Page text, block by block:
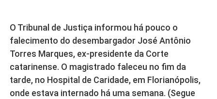
O Tribunal de Justiça informou há pouco o
falecimento do desembargador José Antônio
Torres Marques, ex-presidente da Corte
catarinense. O magistrado faleceu no fim da
tarde, no Hospital de Caridade, em Florianópolis,
onde estava internado há uma semana. (Segue